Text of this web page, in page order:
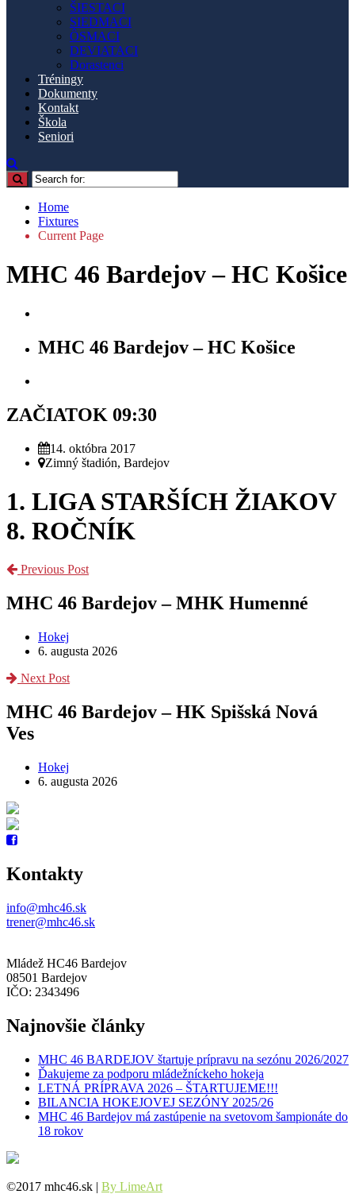
ŠIESTACI
SIEDMACI
ÔSMACI
DEVIATACI
Dorastenci
Tréningy
Dokumenty
Kontakt
Škola
Seniori
Home
Fixtures
Current Page
MHC 46 Bardejov – HC Košice
MHC 46 Bardejov – HC Košice
ZAČIATOK 09:30
14. októbra 2017
Zimný štadión, Bardejov
1. LIGA STARŠÍCH ŽIAKOV
8. ROČNÍK
Previous Post
MHC 46 Bardejov – MHK Humenné
Hokej
6. augusta 2026
Next Post
MHC 46 Bardejov – HK Spišská Nová
Ves
Hokej
6. augusta 2026
Kontakty
info@mhc46.sk
trener@mhc46.sk
Mládež HC46 Bardejov
08501 Bardejov
IČO: 2343496
Najnovšie články
MHC 46 BARDEJOV štartuje prípravu na sezónu 2026/2027
Ďakujeme za podporu mládežníckeho hokeja
LETNÁ PRÍPRAVA 2026 – ŠTARTUJEME!!!
BILANCIA HOKEJOVEJ SEZÓNY 2025/26
MHC 46 Bardejov má zastúpenie na svetovom šampionáte do
18 rokov
©2017 mhc46.sk | By LimeArt